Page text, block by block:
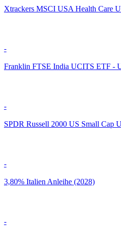
Xtrackers MSCI USA Health Care
-
Franklin FTSE India UCITS ETF -
-
SPDR Russell 2000 US Small Cap
-
3,80% Italien Anleihe (2028)
-